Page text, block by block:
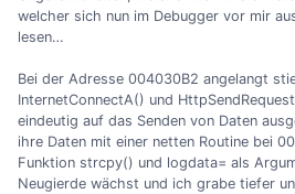
welcher sich nun im Debugger vor mir
lesen…
Bei der Adresse 004030B2 angelangt
InternetConnectA() und
eindeutig auf das Senden von Daten
ihre Daten mit einer netten Routine bei
Funktion strcpy() und logdata= als
Neugierde wächst und ich grabe tiefer